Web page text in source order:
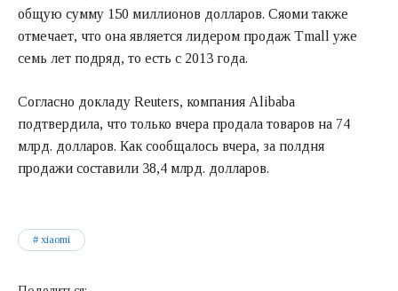
общую сумму 150 миллионов долларов. Сяоми также
отмечает, что она является лидером продаж Tmall уже
семь лет подряд, то есть с 2013 года.
Согласно докладу Reuters, компания Alibaba
подтвердила, что только вчера продала товаров на 74
млрд. долларов. Как сообщалось вчера, за полдня
продажи составили 38,4 млрд. долларов.
xiaomi